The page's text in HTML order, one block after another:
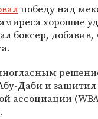
победу над
хорошие
боксер, добавив,
Дабии
ассоциации